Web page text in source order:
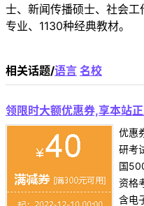
士、新闻传播硕士、社会
专业、1130种经典教材。
相关话题/语言 名校
领限时大额优惠券,享本站
优惠
研考
国
资格
含电